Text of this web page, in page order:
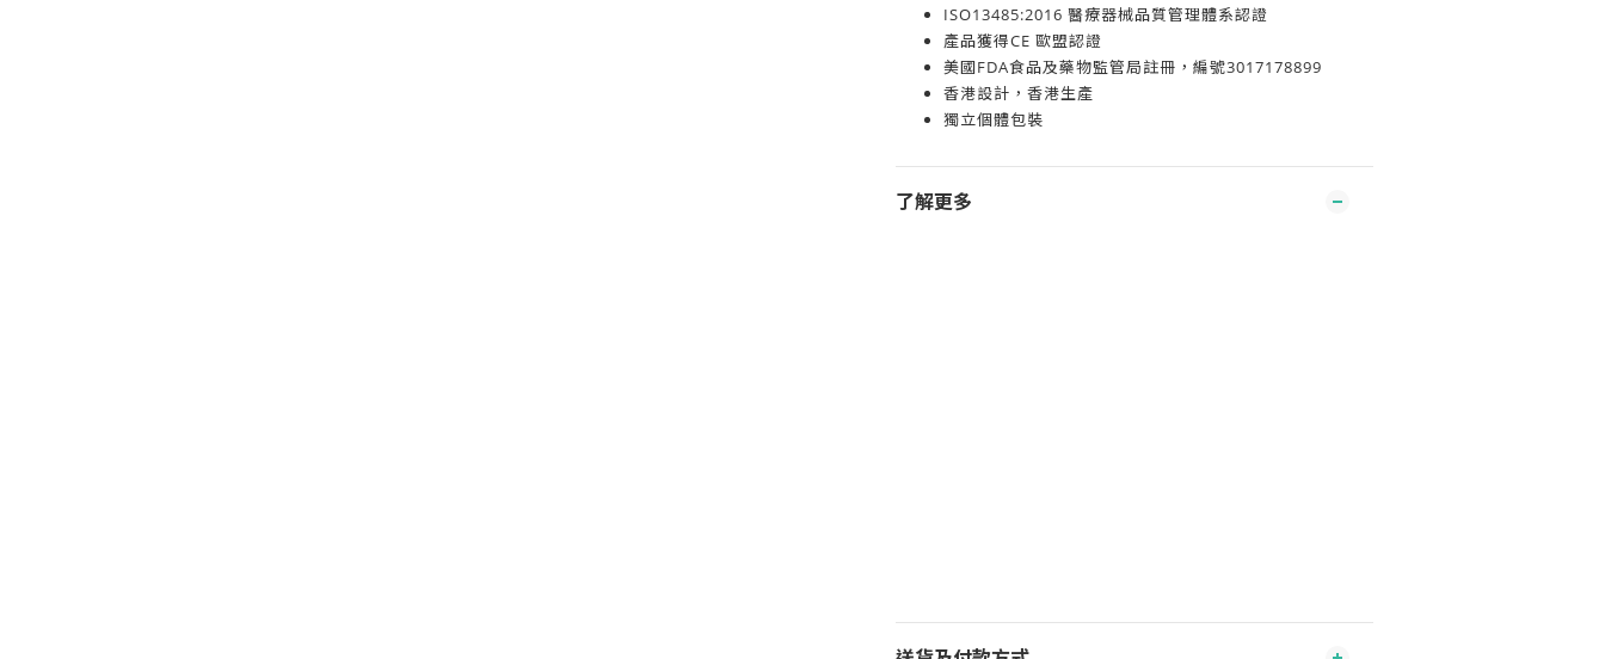
ISO13485:2016 醫療器械品質管理體系認證
產品獲得CE 歐盟認證
美國FDA食品及藥物監管局註冊，編號3017178899
香港設計，香港生產
獨立個體包裝
了解更多